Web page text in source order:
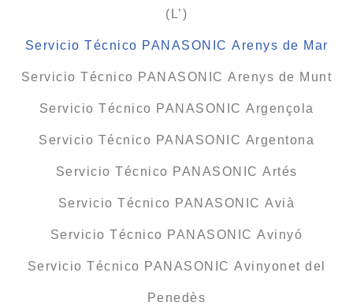
(L’)
Servicio Técnico PANASONIC Arenys de Mar
Servicio Técnico PANASONIC Arenys de Munt
Servicio Técnico PANASONIC Argençola
Servicio Técnico PANASONIC Argentona
Servicio Técnico PANASONIC Artés
Servicio Técnico PANASONIC Avià
Servicio Técnico PANASONIC Avinyó
Servicio Técnico PANASONIC Avinyonet del
Penedès